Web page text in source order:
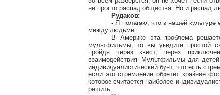
не просто распад общества. Но и распад
Рудаков:
- Я полагаю, что в нашей культуре
между людьми.
В Америке эта проблема
мультфильмы, то вы увидите простой
пройдя через квест, через
взаимодействия. Мультфильмы для детей
индивидуалистический бунт, что есть
если это стремление обретет крайние
которое считается наиболее
решить.